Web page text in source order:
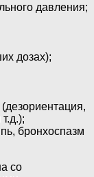
давления;
дозах);
бронхоспазм
со